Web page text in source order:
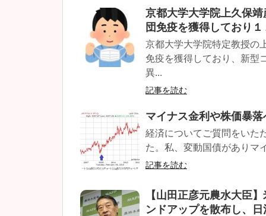
京都大学大学院上久保
団免疫を獲得しており
京都大学大学院特定教授の
免疫を獲得しており、新型
異...
記事を読む
マイナス金利や株価暴
経済についてご質問をいた
た。私、変動国債がありマ
記事を読む
【山田正彦元農水大臣
ンドアップを散布し、